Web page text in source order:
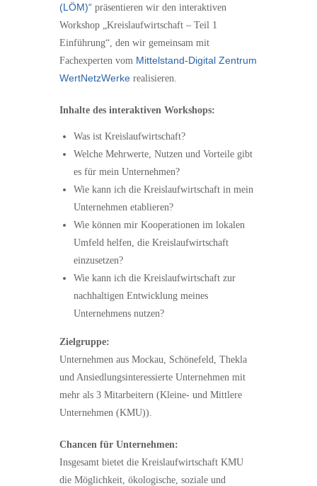
(LÖM)“ präsentieren wir den interaktiven
Workshop „Kreislaufwirtschaft – Teil 1
Einführung“, den wir gemeinsam mit
Fachexperten vom Mittelstand-Digital Zentrum
WertNetzWerke realisieren.
Inhalte des interaktiven Workshops:
Was ist Kreislaufwirtschaft?
Welche Mehrwerte, Nutzen und Vorteile gibt
es für mein Unternehmen?
Wie kann ich die Kreislaufwirtschaft in mein
Unternehmen etablieren?
Wie können mir Kooperationen im lokalen
Umfeld helfen, die Kreislaufwirtschaft
einzusetzen?
Wie kann ich die Kreislaufwirtschaft zur
nachhaltigen Entwicklung meines
Unternehmens nutzen?
Zielgruppe:
Unternehmen aus Mockau, Schönefeld, Thekla
und Ansiedlungsinteressierte Unternehmen mit
mehr als 3 Mitarbeitern (Kleine- und Mittlere
Unternehmen (KMU)).
Chancen für Unternehmen:
Insgesamt bietet die Kreislaufwirtschaft KMU
die Möglichkeit, ökologische, soziale und